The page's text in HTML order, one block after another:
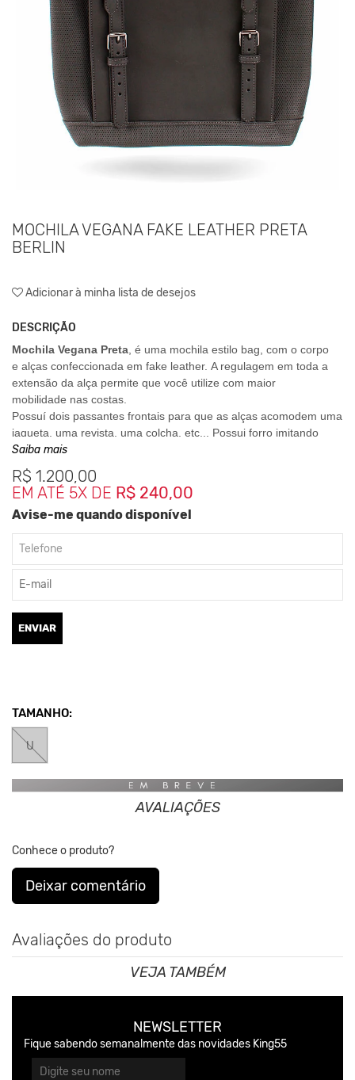
MOCHILA VEGANA FAKE LEATHER PRETA
BERLIN
Adicionar à minha lista de desejos
DESCRIÇÃO
Mochila Vegana Preta , é uma mochila estilo bag, com o corpo
e alças confeccionada em fake leather. A regulagem em toda a
extensão da alça permite que você utilize com maior
mobilidade nas costas.
Possuí dois passantes frontais para que as alças acomodem uma
jaqueta, uma revista, uma colcha, etc... Possui forro imitando
umaCamurça
É uma mochila prática com um lindo design, permite que você
possa levar seus pertences para o dia todo, com conforto e
estilo.
Dimensões:
Altura- 45cm (Dobrada) | 58cm (Aberta)
Fundo- 16cm
origem animal. Além disso, sustentabilidade é algo que
Saiba mais
R$ 1.200,00
EM ATÉ 5X DE R$ 240,00
Avise-me quando disponível
ENVIAR
TAMANHO:
U
AVALIAÇÕES
Conhece o produto?
Deixar comentário
Avaliações do produto
VEJA TAMBÉM
NEWSLETTER
Fique sabendo semanalmente das novidades King55